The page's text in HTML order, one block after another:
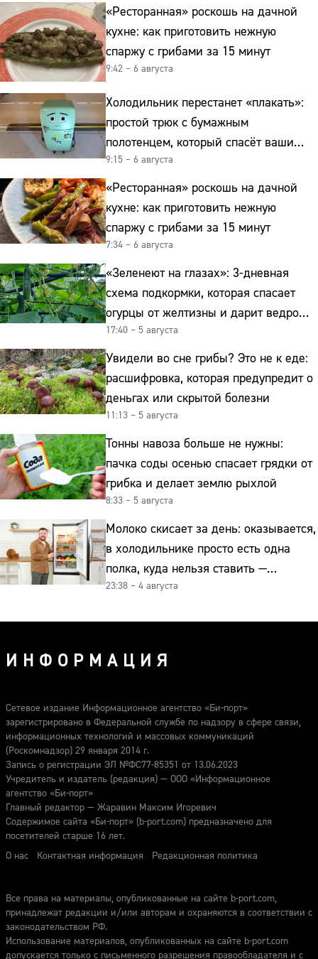
«Ресторанная» роскошь на дачной
кухне: как приготовить нежную
спаржу с грибами за 15 минут
9:42 – 6 августа
Холодильник перестанет «плакать»:
простой трюк с бумажным
полотенцем, который спасёт ваши
овощи от гнили
9:15 – 6 августа
«Ресторанная» роскошь на дачной
кухне: как приготовить нежную
спаржу с грибами за 15 минут
7:34 – 6 августа
«Зеленеют на глазах»: 3-дневная
схема подкормки, которая спасает
огурцы от желтизны и дарит ведро
урожая
17:40 – 5 августа
Увидели во сне грибы? Это не к еде:
расшифровка, которая предупредит о
деньгах или скрытой болезни
11:13 – 5 августа
Тонны навоза больше не нужны:
пачка соды осенью спасает грядки от
грибка и делает землю рыхлой
8:33 – 5 августа
Молоко скисает за день: оказывается,
в холодильнике просто есть одна
полка, куда нельзя ставить —
превращает свежие продукты
23:38 – 4 августа
ИНФОРМАЦИЯ
Сетевое издание Информационное агентство «Би-порт»
зарегистрировано в Федеральной службе по надзору в сфере связи,
информационных технологий и массовых коммуникаций
(Роскомнадзор) 29 января 2014 г.
Запись о регистрации ЭЛ №ФС77-85351 от 13.06.2023
Учредитель и издатель (редакция) — ООО «Информационное
агентство «Би-порт»
Главный редактор — Жаравин Максим Игоревич
Содержимое сайта «Би-порт» (b-port.com) предназначено для
посетителей старше 16 лет.
О нас
Контактная информация Редакционная политика
Все права на материалы, опубликованные на сайте b-port.com,
принадлежат редакции и/или авторам и охраняются в соответствии с
законодательством РФ.
Использование материалов, опубликованных на сайте b-port.com
допускается только с письменного разрешения правообладателя и с